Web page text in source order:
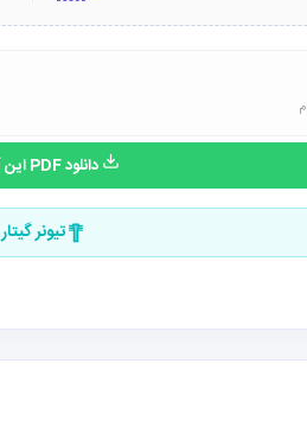
دانلود PDF این آکورد
تیونر گیتار